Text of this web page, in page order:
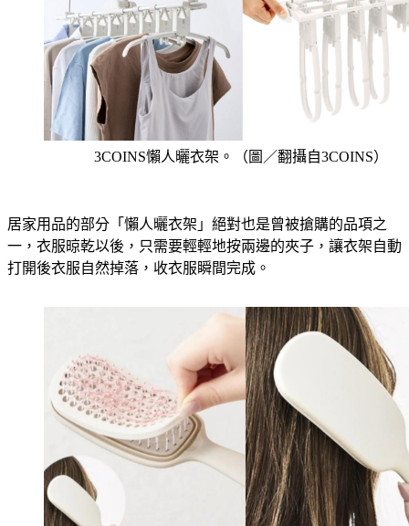
居家用品的部分「懶人曬衣架」絕對也是曾被搶購的品項之
一，衣服晾乾以後，只需要輕輕地按兩邊的夾子，讓衣架自動